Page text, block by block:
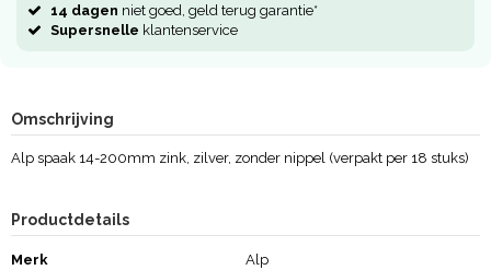
14 dagen niet goed, geld terug garantie*
Supersnelle klantenservice
Omschrijving
Alp spaak 14-200mm zink, zilver, zonder nippel (verpakt per 18 stuks)
Productdetails
Merk Alp